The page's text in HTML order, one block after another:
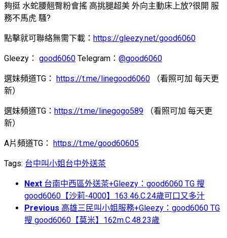
夠挺 水蛇腰翹臀粉會搖 高挑腿超美 外向主動床上放?很開 服
務不馬虎 騷?
點擊就可聯絡無需下載： https://gleezy.net/good6060
Gleezy： good6060 Telegram： @good6060
選妹頻道TG： https://t.me/linegood6060 （看照可加 每天更
新）
選妹頻道TG： https://t.me/linegogo589 （看照可加 每天更
新）
A片頻道TG： https://t.me/good60605
Tags: 台中叫小姐 台中外送茶
Next 台南中西區外送茶+Gleezy：good6060 TG 搜
good6060【沙莉-4000】163.46.C.24歲可口又多汁
Previous 高雄三民叫小姐服務+Gleezy：good6060 TG
搜 good6060【莫米】162m.C.48.23歲